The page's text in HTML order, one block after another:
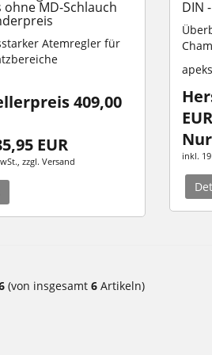
ohne MD-Schlauch
Atemregler für
409,00
EUR
, zzgl. Versand
DIN
inkl.
(von insgesamt 6 Artikeln)